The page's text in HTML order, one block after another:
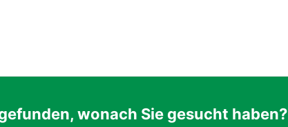
wonach Sie gesucht haben?